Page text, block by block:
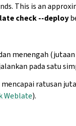
This is an
check --deploy
menengah
pada satu
ratusan
Weblate).